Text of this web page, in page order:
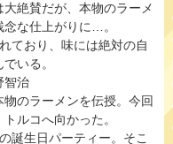
絶賛だが、本物のラーメ
な仕上がりに…。
ており、味には絶対の自
いる。
智治
のラーメンを伝授。今回
ルコへ向かった。
誕生日パーティー。そこ